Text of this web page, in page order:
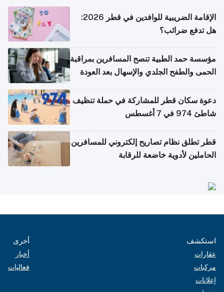
الإقامة الضريبية للوافدين في قطر 2026:
هل تدفع ضرائب؟
مؤسسة حمد الطبية تنصح المسافرين بمراقبة
الحمى والطفح الجلدي والإسهال بعد العودة
دعوة سكان قطر للمشاركة في حملة تنظيف
شاطئ 974 في 7 أغسطس
قطر تطلق نظام تصاريح إلكتروني للمسافرين
الحاملين لأدوية خاضعة للرقابة
استكشف
عقارات
مركبات
إعلانات
أخرى
أخبار
فعاليات